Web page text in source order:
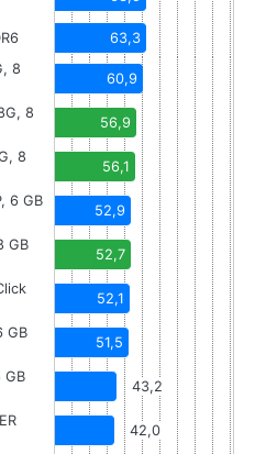
63,3
8
60,9
8
56,9
8
56,1
6 GB
52,9
GB
52,7
52,1
GB
51,5
GB
43,2
42,0